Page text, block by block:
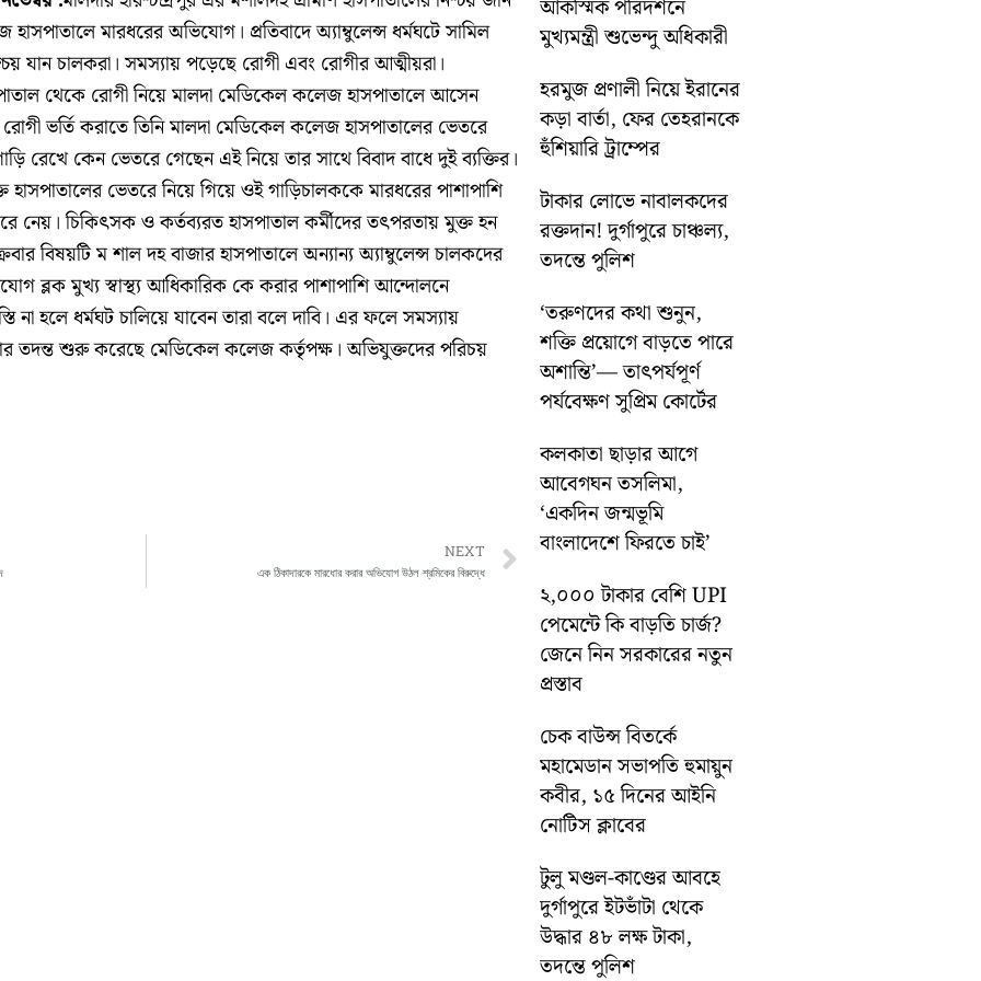
মারধরের অভিযোগ। প্রতিবাদে অ্যাম্বুলেন্স ধর্মঘটে সামিল
যান চালকরা। সমস্যায় পড়েছে রোগী এবং রোগীর আত্মীয়রা।
থেকে রোগী নিয়ে মালদা মেডিকেল কলেজ হাসপাতালে আসেন
রোগী ভর্তি করাতে তিনি মালদা মেডিকেল কলেজ হাসপাতালের ভেতরে
রেখে কেন ভেতরে গেছেন এই নিয়ে তার সাথে বিবাদ বাধে দুই ব্যক্তির।
ভেতরে নিয়ে গিয়ে ওই গাড়িচালককে মারধরের পাশাপাশি
নেয়। চিকিৎসক ও কর্তব্যরত হাসপাতাল কর্মীদের তৎপরতায় মুক্ত হন
বিষয়টি ম শাল দহ বাজার হাসপাতালে অন্যান্য অ্যাম্বুলেন্স চালকদের
ব্লক মুখ্য স্বাস্থ্য আধিকারিক কে করার পাশাপাশি আন্দোলনে
না হলে ধর্মঘট চালিয়ে যাবেন তারা বলে দাবি। এর ফলে সমস্যায়
তদন্ত শুরু করেছে মেডিকেল কলেজ কর্তৃপক্ষ। অভিযুক্তদের পরিচয়
NEXT
এক ঠিকাদারকে মারধোর করার অভিযোগ উঠল শ্রমিকের বিরুদ্ধে Next
আকস্মিক পরিদর্শনে
মুখ্যমন্ত্রী শুভেন্দু অধিকারী
হরমুজ প্রণালী নিয়ে ইরানের
কড়া বার্তা, ফের তেহরানকে
হুঁশিয়ারি ট্রাম্পের
টাকার লোভে নাবালকদের
রক্তদান! দুর্গাপুরে চাঞ্চল্য,
তদন্তে পুলিশ
‘তরুণদের কথা শুনুন,
শক্তি প্রয়োগে বাড়তে পারে
অশান্তি’— তাৎপর্যপূর্ণ
পর্যবেক্ষণ সুপ্রিম কোর্টের
কলকাতা ছাড়ার আগে
আবেগঘন তসলিমা,
‘একদিন জন্মভূমি
বাংলাদেশে ফিরতে চাই’
২,০০০ টাকার বেশি UPI
পেমেন্টে কি বাড়তি চার্জ?
জেনে নিন সরকারের নতুন
প্রস্তাব
চেক বাউন্স বিতর্কে
মহামেডান সভাপতি হুমায়ুন
কবীর, ১৫ দিনের আইনি
নোটিস ক্লাবের
টুলু মণ্ডল-কাণ্ডের আবহে
দুর্গাপুরে ইটভাঁটা থেকে
উদ্ধার ৪৮ লক্ষ টাকা,
তদন্তে পুলিশ